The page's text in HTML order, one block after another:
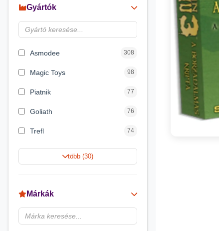
Gyártók
Asmodee 308
Magic Toys 98
Piatnik 77
Goliath 76
Trefl 74
Keller&Mayer 60
Spin Master
Delta Vision 28
több (30)
Márkák